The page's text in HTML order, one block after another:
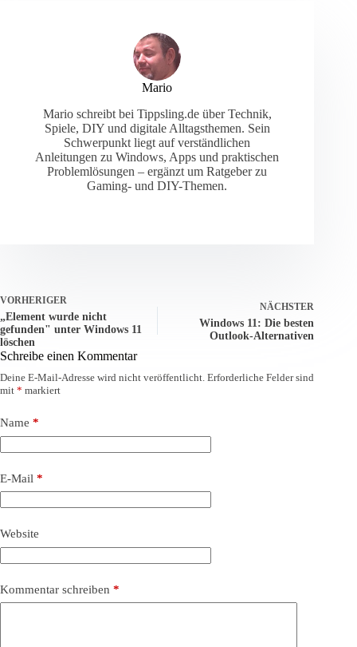
Mario
Mario schreibt bei Tippsling.de über Technik,
Spiele, DIY und digitale Alltagsthemen. Sein
Schwerpunkt liegt auf verständlichen
Anleitungen zu Windows, Apps und praktischen
Problemlösungen – ergänzt um Ratgeber zu
Gaming- und DIY-Themen.
VORHERIGER
„Element wurde nicht
gefunden" unter Windows 11
löschen
NÄCHSTER
Windows 11: Die besten
Outlook-Alternativen
Schreibe einen Kommentar
Deine E-Mail-Adresse wird nicht veröffentlicht. Erforderliche Felder sind
mit * markiert
Name *
E-Mail *
Website
Kommentar schreiben *